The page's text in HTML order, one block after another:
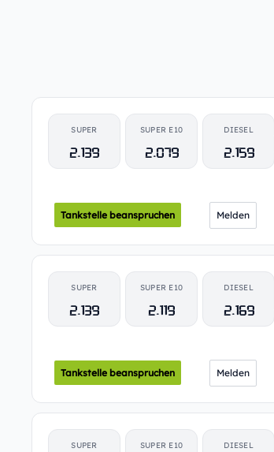
SUPER
2.139
SUPER E10
2.079
DIESEL
2.159
Tankstelle beanspruchen Melden
SUPER
2.139
SUPER E10
2.119
DIESEL
2.169
Tankstelle beanspruchen Melden
SUPER SUPER E10 DIESEL